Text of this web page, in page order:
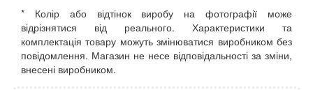
* Колір або відтінок виробу на фотографії може
відрізнятися від реального. Характеристики та
комплектація товару можуть змінюватися виробником без
повідомлення. Магазин не несе відповідальності за зміни,
внесені виробником.